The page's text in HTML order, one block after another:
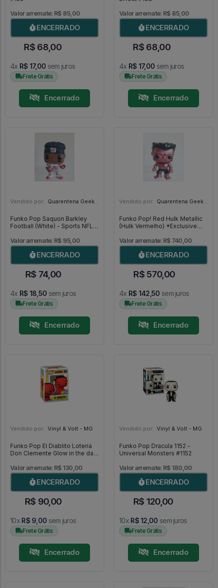
Valor arremate: R$ 85,00
ENCERRADO
R$ 68,00
4x R$ 17,00 sem juros
Frete Grátis
Encerrado
Valor arremate: R$ 85,00
ENCERRADO
R$ 68,00
4x R$ 17,00 sem juros
Frete Grátis
Encerrado
Vendido por: Quarentena Geek Store - SP
Funko Pop Saquon Barkley
Football (White) - Sports NFL
Valor arremate: R$ 95,00
ENCERRADO
R$ 74,00
4x R$ 18,50 sem juros
Frete Grátis
Encerrado
Vendido por: Quarentena Geek Store - SP
Funko Pop! Red Hulk Metallic
(Hulk Vermelho) *Exclusive
Marvel #31
Valor arremate: R$ 740,00
ENCERRADO
R$ 570,00
4x R$ 142,50 sem juros
Frete Grátis
Encerrado
Vendido por: Vinyl & Volt - MG
Funko Pop El Diablito Loteria
Don Clemente Glow in the dark
#03
Valor arremate: R$ 130,00
ENCERRADO
R$ 90,00
10x R$ 9,00 sem juros
Frete Grátis
Encerrado
Vendido por: Vinyl & Volt - MG
Funko Pop Dracula 1152 -
Universal Monsters #1152
Valor arremate: R$ 180,00
ENCERRADO
R$ 120,00
10x R$ 12,00 sem juros
Frete Grátis
Encerrado